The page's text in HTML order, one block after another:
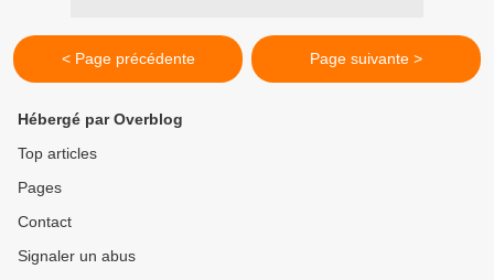
< Page précédente Page suivante >
Hébergé par Overblog
Top articles
Pages
Contact
Signaler un abus